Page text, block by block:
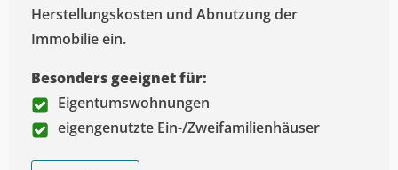
Herstellungskosten und Abnutzung der
Immobilie ein.
Besonders geeignet für:
Eigentumswohnungen
eigengenutzte Ein-/Zweifamilienhäuser